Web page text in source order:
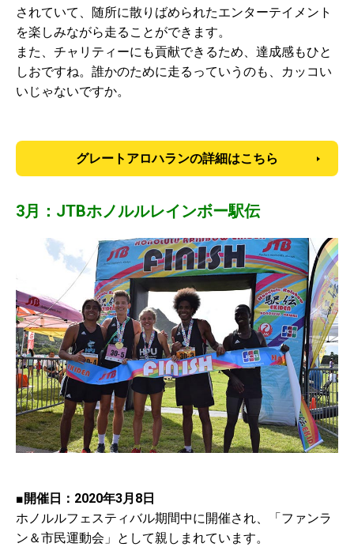
されていて、随所に散りばめられたエンターテイメント
を楽しみながら走ることができます。
また、チャリティーにも貢献できるため、達成感もひと
しおですね。誰かのために走るっていうのも、カッコい
いじゃないですか。
グレートアロハランの詳細はこちら
3月：JTBホノルルレインボー駅伝
■開催日：2020年3月8日
ホノルルフェスティバル期間中に開催され、「ファンラ
ン＆市民運動会」として親しまれています。